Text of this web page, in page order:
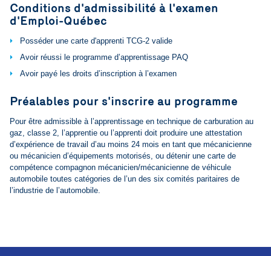
Conditions d'admissibilité à l'examen
d'Emploi-Québec
Posséder une carte d'apprenti TCG-2 valide
Avoir réussi le programme d’apprentissage PAQ
Avoir payé les droits d’inscription à l’examen
Préalables pour s'inscrire au programme
Pour être admissible à l’apprentissage en technique de carburation au
gaz, classe 2, l’apprentie ou l’apprenti doit produire une attestation
d’expérience de travail d’au moins 24 mois en tant que mécanicienne
ou mécanicien d’équipements motorisés, ou détenir une carte de
compétence compagnon mécanicien/mécanicienne de véhicule
automobile toutes catégories de l’un des six comités paritaires de
l’industrie de l’automobile.